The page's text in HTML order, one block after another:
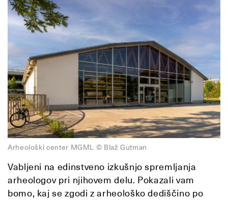
Arheološki center MGML © Blaž Gutman
Vabljeni na edinstveno izkušnjo spremljanja
arheologov pri njihovem delu. Pokazali vam
bomo, kaj se zgodi z arheološko dediščino po